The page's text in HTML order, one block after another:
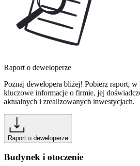
Raport o deweloperze
Poznaj dewelopera bliżej! Pobierz raport,
kluczowe informacje o firmie, jej
aktualnych i zrealizowanych inwestycjach.
Raport o deweloperze
Budynek i otoczenie